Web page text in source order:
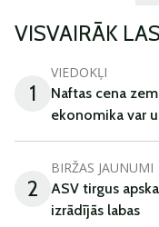
VISVAIRĀK
1
VIEDOKĻI
Naftas cena
ekonomika var
2
BIRŽAS JAUNUMI
ASV tirgus
izrādījās labas